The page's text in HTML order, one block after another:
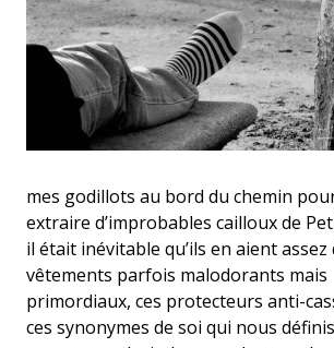
mes godillots au bord du chemin
extraire d’improbables cailloux de
il était inévitable qu’ils en aient assez
vêtements parfois malodorants mais
primordiaux, ces protecteurs anti-
ces synonymes de soi qui nous